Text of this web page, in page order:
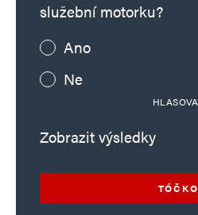
služební motorku?
Ano
Ne
Zobrazit výsledky
TÓČKO